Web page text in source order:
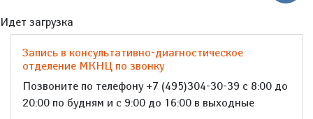
Идет загрузка
Запись в консультативно-диагностическое
отделение МКНЦ по звонку
Позвоните по телефону +7 (495)304-30-39 с 8:00 до
20:00 по будням и с 9:00 до 16:00 в выходные